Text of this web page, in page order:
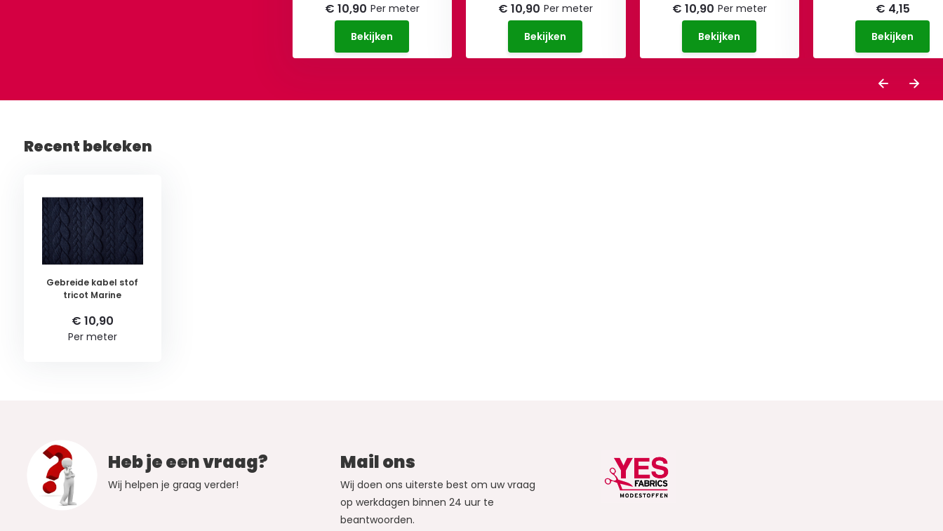
€ 10,90 Per meter
Bekijken
€ 10,90 Per meter
Bekijken
€ 10,90 Per meter
Bekijken
€ 4,15
Bekijken
Recent bekeken
Gebreide kabel stof
tricot Marine
€ 10,90
Per meter
Heb je een vraag?
Wij helpen je graag verder!
Mail ons
Wij doen ons uiterste best om uw vraag
op werkdagen binnen 24 uur te
beantwoorden.